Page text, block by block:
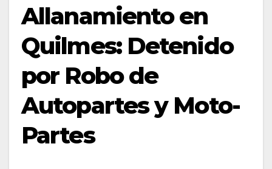
Allanamiento en
Quilmes: Detenido
por Robo de
Autopartes y Moto-
Partes